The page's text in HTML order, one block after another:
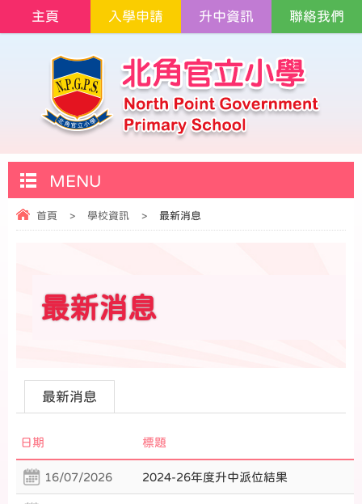
主頁 入學申請 升中資訊 聯絡我們
MENU
首頁 > 學校資訊 > 最新消息
最新消息
最新消息
日期 標題
16/07/2026 2024-26年度升中派位結果